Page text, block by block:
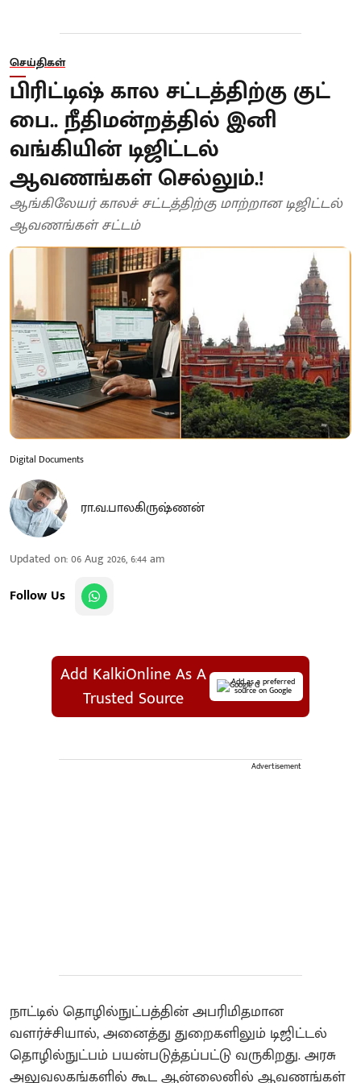
செய்திகள்
பிரிட்டிஷ் கால சட்டத்திற்கு குட்
பை.. நீதிமன்றத்தில் இனி
வங்கியின் டிஜிட்டல்
ஆவணங்கள் செல்லும்.!
ஆங்கிலேயர் காலச் சட்டத்திற்கு மாற்றான டிஜிட்டல்
ஆவணங்கள் சட்டம்
Digital Documents
ரா.வ.பாலகிருஷ்ணன்
Updated on:06 Aug 2026, 6:44 am
Follow Us
Add KalkiOnline As A
Trusted Source
Add as a preferred
source on Google
Advertisement
நாட்டில் தொழில்நுட்பத்தின் அபரிமிதமான
வளர்ச்சியால், அனைத்து துறைகளிலும் டிஜிட்டல்
தொழில்நுட்பம் பயன்படுத்தப்பட்டு வருகிறது. அரசு
அலுவலகங்களில் கூட ஆன்லைனில் ஆவணங்கள்